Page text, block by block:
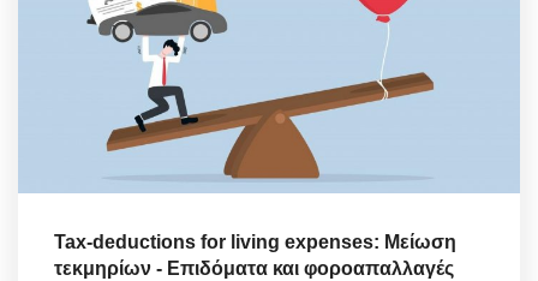
Tax-deductions for living expenses: Μείωση
τεκμηρίων - Επιδόματα και φοροαπαλλαγές